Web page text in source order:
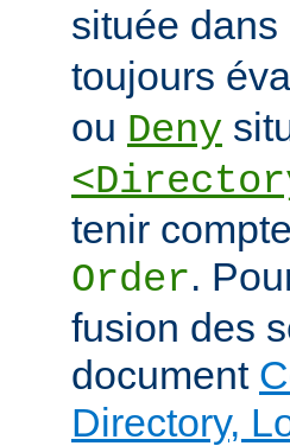
située
toujours
ou Deny
tenir
Order.
fusion des
document
Directory,